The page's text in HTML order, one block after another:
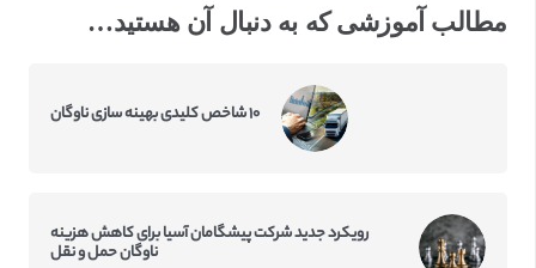
مطالب آموزشی که به دنبال آن هستید…
۱۰ شاخص کلیدی بهینه سازی ناوگان
رویکرد جدید شرکت پیشگامان آسیا برای کاهش هزینه
ناوگان حمل و نقل